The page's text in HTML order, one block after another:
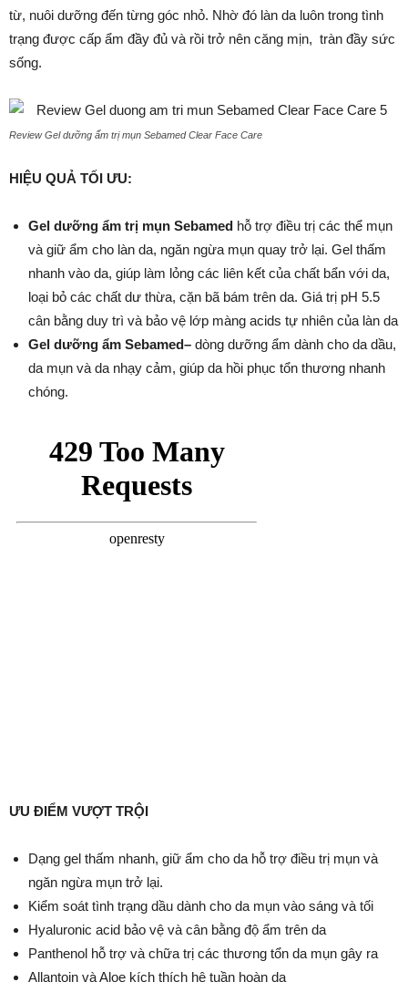
từ, nuôi dưỡng đến từng góc nhỏ. Nhờ đó làn da luôn trong tình
trạng được cấp ẩm đầy đủ và rồi trở nên căng mịn, tràn đầy sức
sống.
Review Gel dưỡng ẩm trị mụn Sebamed Clear Face Care
HIỆU QUẢ TỐI ƯU:
Gel dưỡng ẩm trị mụn Sebamed hỗ trợ điều trị các thể mụn
và giữ ẩm cho làn da, ngăn ngừa mụn quay trở lại. Gel thấm
nhanh vào da, giúp làm lỏng các liên kết của chất bẩn với da,
loại bỏ các chất dư thừa, cặn bã bám trên da. Giá trị pH 5.5
cân bằng duy trì và bảo vệ lớp màng acids tự nhiên của làn da
Gel dưỡng ẩm Sebamed– dòng dưỡng ẩm dành cho da dầu,
da mụn và da nhạy cảm, giúp da hồi phục tổn thương nhanh
chóng.
ƯU ĐIỂM VƯỢT TRỘI
Dạng gel thấm nhanh, giữ ẩm cho da hỗ trợ điều trị mụn và
ngăn ngừa mụn trở lại.
Kiểm soát tình trạng dầu dành cho da mụn vào sáng và tối
Hyaluronic acid bảo vệ và cân bằng độ ẩm trên da
Panthenol hỗ trợ và chữa trị các thương tổn da mụn gây ra
Allantoin và Aloe kích thích hệ tuần hoàn da